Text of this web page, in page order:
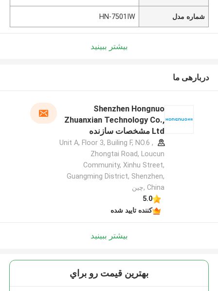
شماره مدل HN-7501IW
بیشتر ببینید
دربارهی ما
Shenzhen Hongnuo
Zhuanxian Technology Co.,
Ltd مشخصات سازنده
Unit A, Floor 3, Builing F, NO.6 ,
Zhongtai Road, Loucun
Community, Xinhu Street,
Guangming District, Shenzhen,
China ,چین
5.0
کننده تایید شده
بیشتر ببینید
بهترين قيمت رو براي